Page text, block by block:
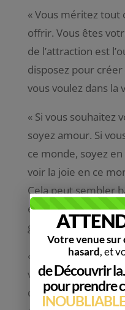
«Vous méritez tout
offrir. Vous êtes
de l’attraction est
disposez pour
vous voulez dans la
« Si vous souhaitez
soyez amour. Si
ce monde, soyez
voir la joie en ce
Cela peut sembler
et de fait, ça l’est!
grand livre de
«
En focalisant
voulons, nous nous
direction pour